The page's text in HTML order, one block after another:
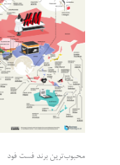
محبوب‌ترین برند فست فود